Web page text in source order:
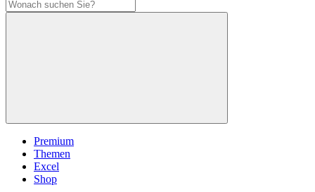
Premium
Themen
Excel
Shop